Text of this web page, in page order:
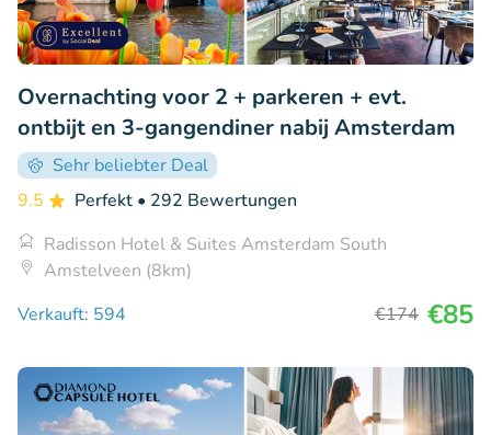
Overnachting voor 2 + parkeren + evt.
ontbijt en 3-gangendiner nabij Amsterdam
Sehr beliebter Deal
9.5
Perfekt • 292 Bewertungen
Radisson Hotel & Suites Amsterdam South
Amstelveen (8km)
Verkauft: 594
€174 €85